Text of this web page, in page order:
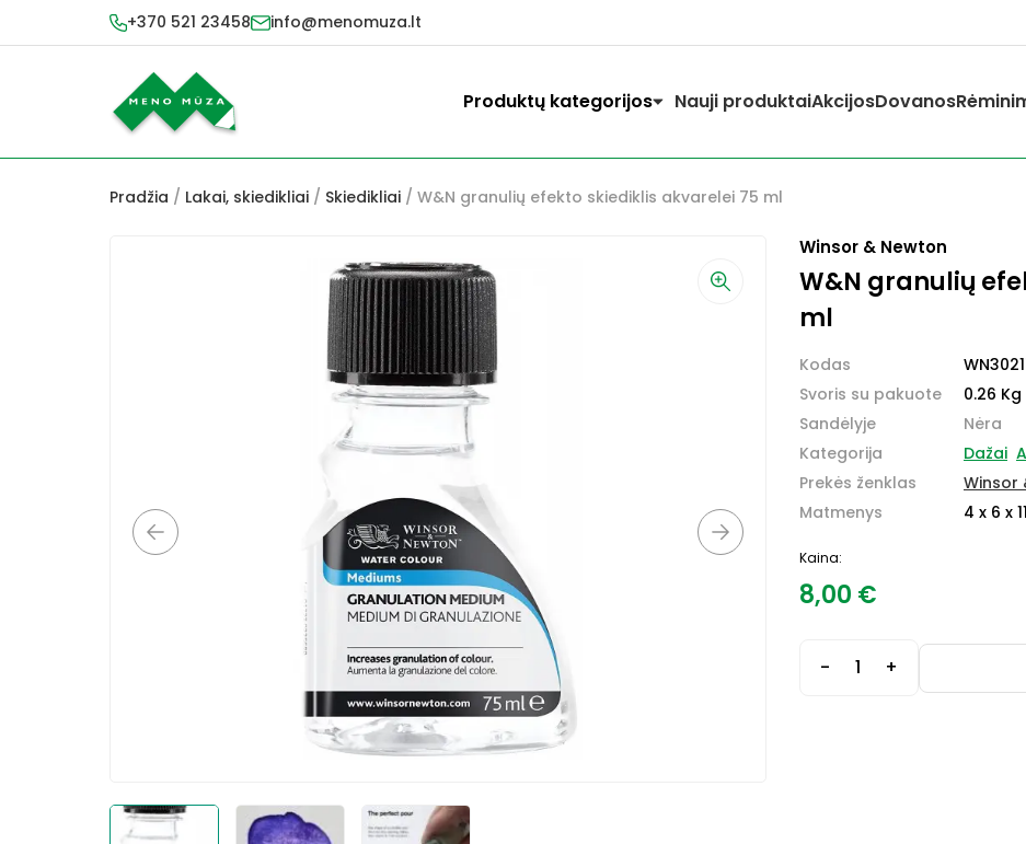
+370 521 23458 info@menomuza.lt
Produktų kategorijos Nauji produktaiAkcijosDovanos
Pradžia / Lakai, skiedikliai / Skiedikliai / W&N granulių efekto skiediklis akvarelei 75 ml
Winsor & Newton
W&N granulių
ml
Kodas
Svoris su pakuote
Sandėlyje
Kategorija
Prekės ženklas
Matmenys
0.26 Kg
Nėra
Dažai
Winsor
4 x 6 x
Kaina:
8,00 €
- +